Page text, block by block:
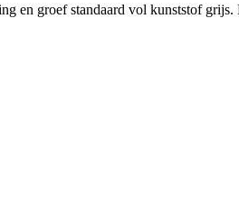
en groef standaard vol kunststof